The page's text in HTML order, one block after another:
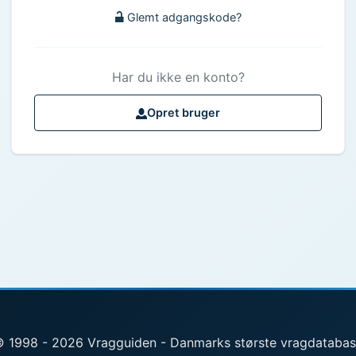
Glemt adgangskode?
Har du ikke en konto?
Opret bruger
1998 - 2026 Vragguiden - Danmarks største